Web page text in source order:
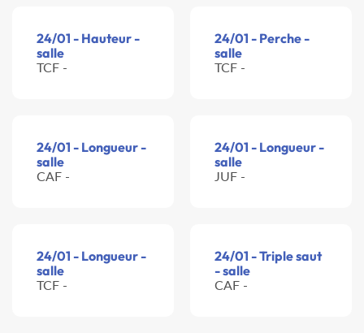
24/01 - Hauteur -
salle
TCF -
24/01 - Perche -
salle
TCF -
24/01 - Longueur -
salle
CAF -
24/01 - Longueur -
salle
JUF -
24/01 - Longueur -
salle
TCF -
24/01 - Triple saut
- salle
CAF -